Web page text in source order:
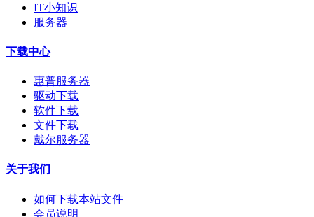
IT小知识
服务器
下载中心
惠普服务器
驱动下载
软件下载
文件下载
戴尔服务器
关于我们
如何下载本站文件
会员说明